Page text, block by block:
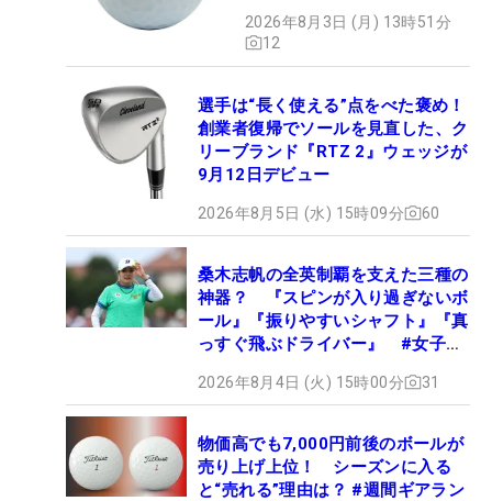
2026年8月3日 (月) 13時51分
12
選手は“長く使える”点をべた褒め！
創業者復帰でソールを見直した、ク
リーブランド『RTZ 2』ウェッジが
9月12日デビュー
2026年8月5日 (水) 15時09分 60
桑木志帆の全英制覇を支えた三種の
神器？ 『スピンが入り過ぎないボ
ール』『振りやすいシャフト』『真
っすぐ飛ぶドライバー』 #女子プ
2026年8月4日 (火) 15時00分 31
物価高でも7,000円前後のボールが
売り上げ上位！ シーズンに入る
と“売れる”理由は？ #週間ギアラン